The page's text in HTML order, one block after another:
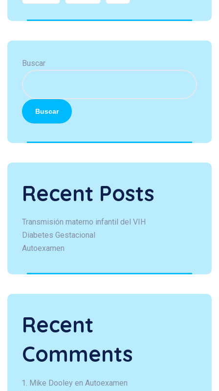
Buscar
Buscar
Recent Posts
Transmisión materno infantil del VIH
Diabetes Gestacional
Autoexamen
Recent
Comments
Mike Dooley en Autoexamen